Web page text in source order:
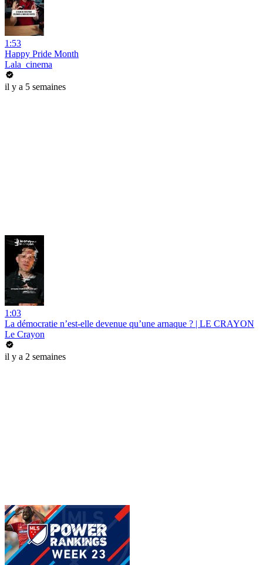
1:53
Happy Pride Month
Lala_cinema
il y a 5 semaines
1:03
La démocratie n’est-elle devenue qu’une arnaque ? | LE CRAYON
Le Crayon
il y a 2 semaines